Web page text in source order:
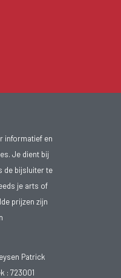
informatief en
Je dient bij
de bijsluiter te
je arts of
prijzen zijn
Patrick
: 723001